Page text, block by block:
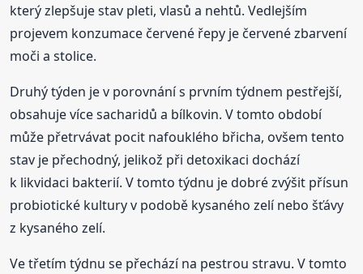
který zlepšuje stav pleti, vlasů a nehtů. Vedlejším
projevem konzumace červené řepy je červené zbarvení
moči a stolice.
Druhý týden je v porovnání s prvním týdnem pestřejší,
obsahuje více sacharidů a bílkovin. V tomto období
může přetrvávat pocit nafouklého břicha, ovšem tento
stav je přechodný, jelikož při detoxikaci dochází
k likvidaci bakterií. V tomto týdnu je dobré zvýšit přísun
probiotické kultury v podobě kysaného zelí nebo šťávy
z kysaného zelí.
Ve třetím týdnu se přechází na pestrou stravu. V tomto